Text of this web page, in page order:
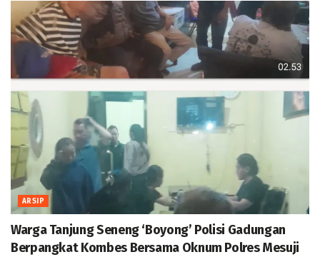
ARSIP
Warga Tanjung Seneng ‘Boyong’ Polisi Gadungan
Berpangkat Kombes Bersama Oknum Polres Mesuji